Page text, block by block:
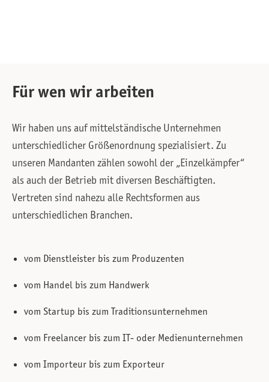
Für wen wir arbeiten
Wir haben uns auf mittelständische Unternehmen
unterschiedlicher Größenordnung spezialisiert. Zu
unseren Mandanten zählen sowohl der „Einzelkämpfer“
als auch der Betrieb mit diversen Beschäftigten.
Vertreten sind nahezu alle Rechtsformen aus
unterschiedlichen Branchen.
vom Dienstleister bis zum Produzenten
vom Handel bis zum Handwerk
vom Startup bis zum Traditionsunternehmen
vom Freelancer bis zum IT- oder Medienunternehmen
vom Importeur bis zum Exporteur